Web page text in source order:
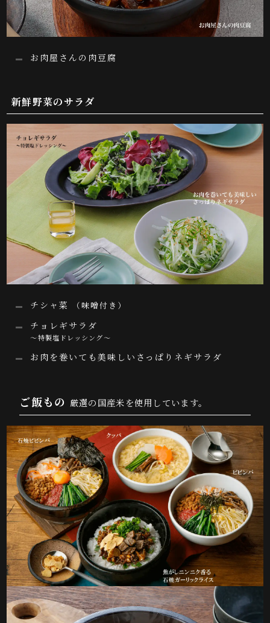
お肉屋さんの肉豆腐
新鮮野菜のサラダ
チシャ菜 （味噌付き）
チョレギサラダ
～特製塩ドレッシング～
お肉を巻いても美味しいさっぱりネギサラダ
ご飯もの 厳選の国産米を使用しています。